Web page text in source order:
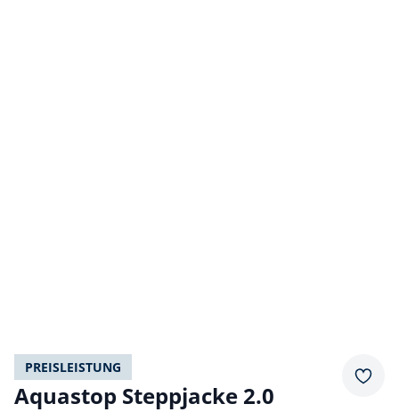
PREISLEISTUNG
Aquastop Steppjacke 2.0